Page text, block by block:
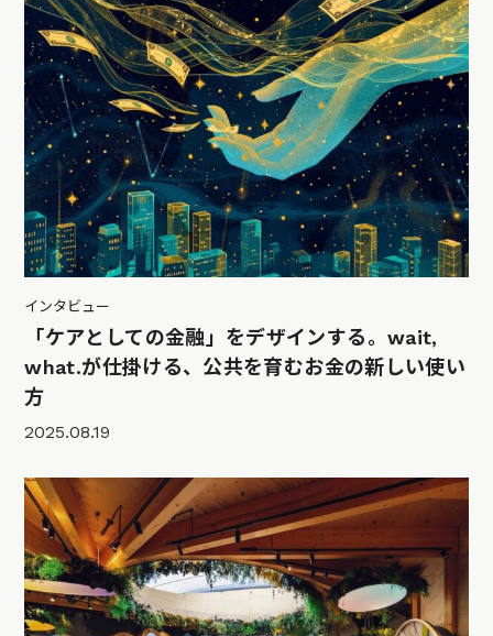
インタビュー
「ケアとしての金融」をデザインする。wait,
what.が仕掛ける、公共を育むお金の新しい使い
方
2025.08.19